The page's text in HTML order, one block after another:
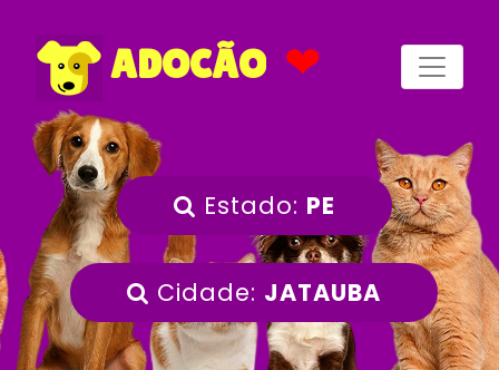
ADOCÃO ❤
Estado: PE
Cidade: JATAUBA